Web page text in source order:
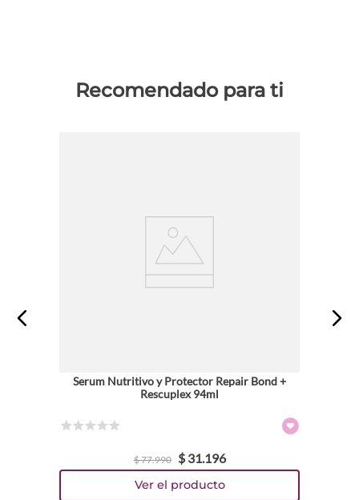
Recomendado para ti
Serum Nutritivo y Protector Repair Bond +
Rescuplex 94ml
$77.990 $ 31.196